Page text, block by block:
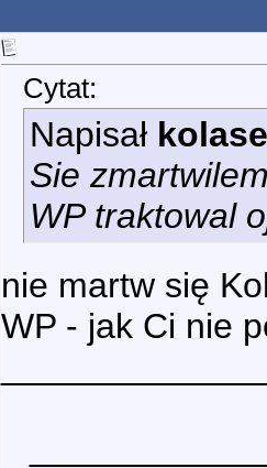
Cytat:
Napisał
Sie
WP traktowal
nie martw się
WP - jak Ci nie